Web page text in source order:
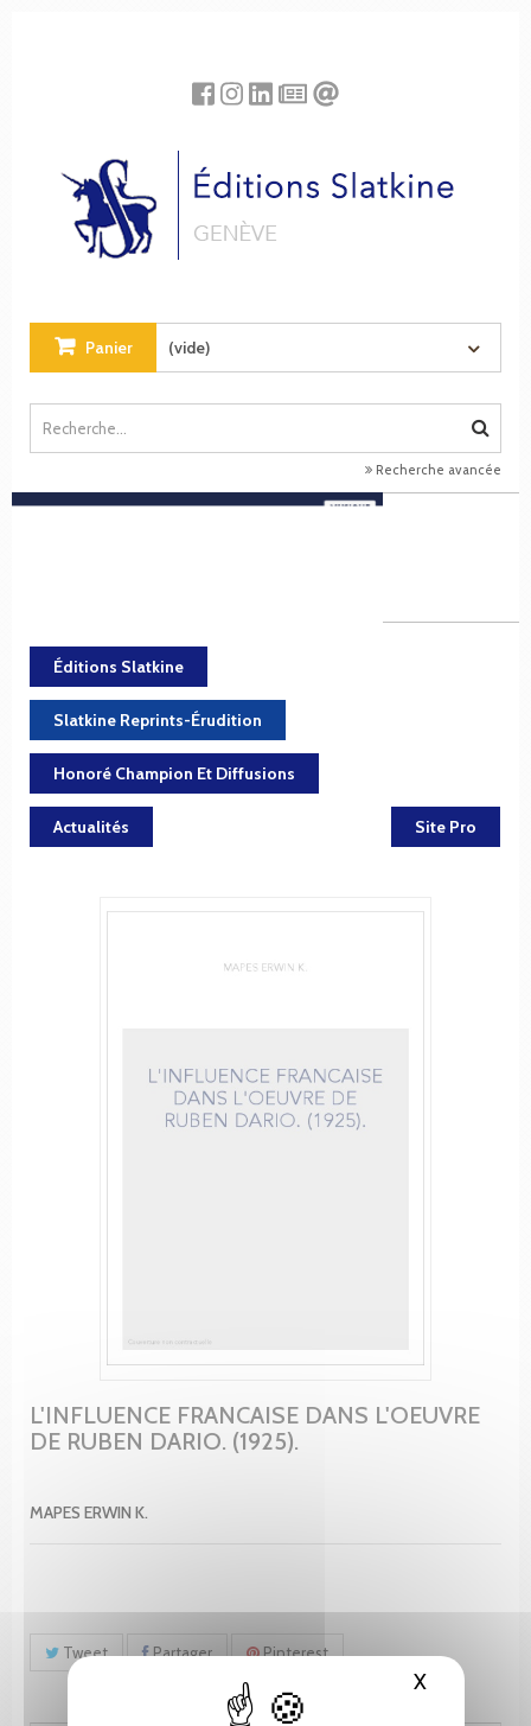
XMasquer
Panier (vide)
Recherche avancée
Éditions Slatkine
Slatkine Reprints-Érudition
Honoré Champion Et Diffusions
Actualités Site Pro
L'INFLUENCE FRANCAISE DANS L'OEUVRE
DE RUBEN DARIO. (1925).
MAPES ERWIN K.
Tweet Partager Pinterest